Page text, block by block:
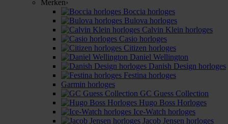
Merken›
Boccia horloges
Bulova horloges
Calvin Klein horloges
Casio horloges
Citizen horloges
Daniel Wellington
Danish Design horloges
Festina horloges
Garmin horloges
GC Guess Collection
Hugo Boss Horloges
Ice-Watch horloges
Jacob Jensen horloges